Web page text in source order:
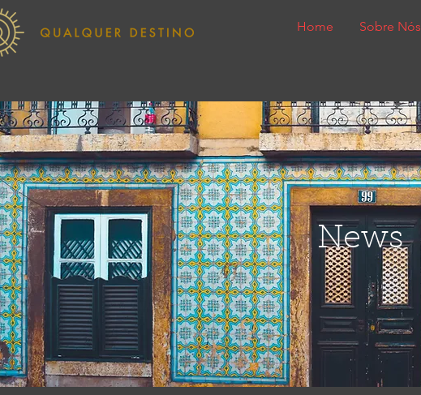
Home Sobre Nós
News